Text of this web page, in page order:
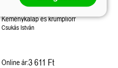
Keménykalap és krumpliorr
Csukás István
Online ár:3 611 Ft